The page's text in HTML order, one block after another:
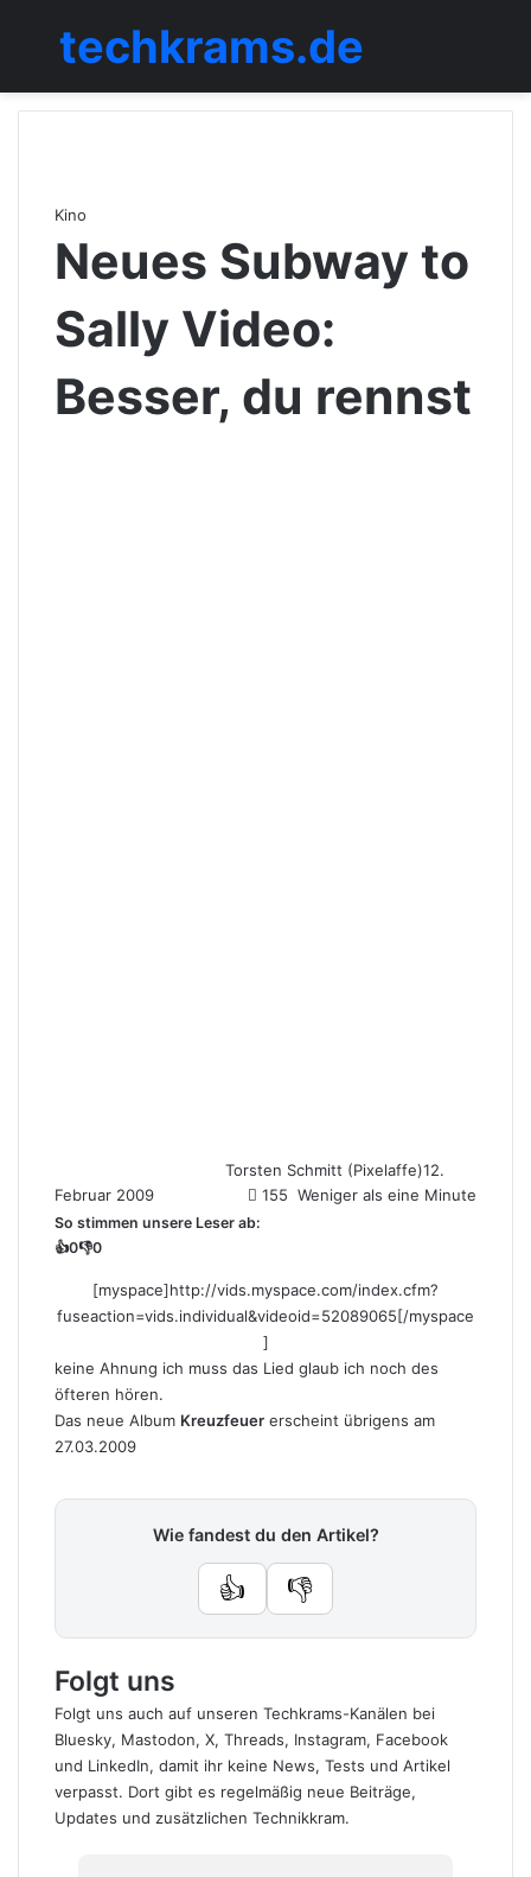
Menü
techkrams.de
Kino
Neues Subway to
Sally Video:
Besser, du rennst
Torsten Schmitt (Pixelaffe)12.
Februar 2009
155 Weniger als eine Minute
So stimmen unsere Leser ab:
👍0👎0
[myspace]http://vids.myspace.com/index.cfm?
fuseaction=vids.individual&videoid=52089065[/myspace
]
keine Ahnung ich muss das Lied glaub ich noch des
öfteren hören.
Das neue Album Kreuzfeuer erscheint übrigens am
27.03.2009
Wie fandest du den Artikel?
👍 👎
Folgt uns
Folgt uns auch auf unseren Techkrams-Kanälen bei
Bluesky, Mastodon, X, Threads, Instagram, Facebook
und LinkedIn, damit ihr keine News, Tests und Artikel
verpasst. Dort gibt es regelmäßig neue Beiträge,
Updates und zusätzlichen Technikkram.